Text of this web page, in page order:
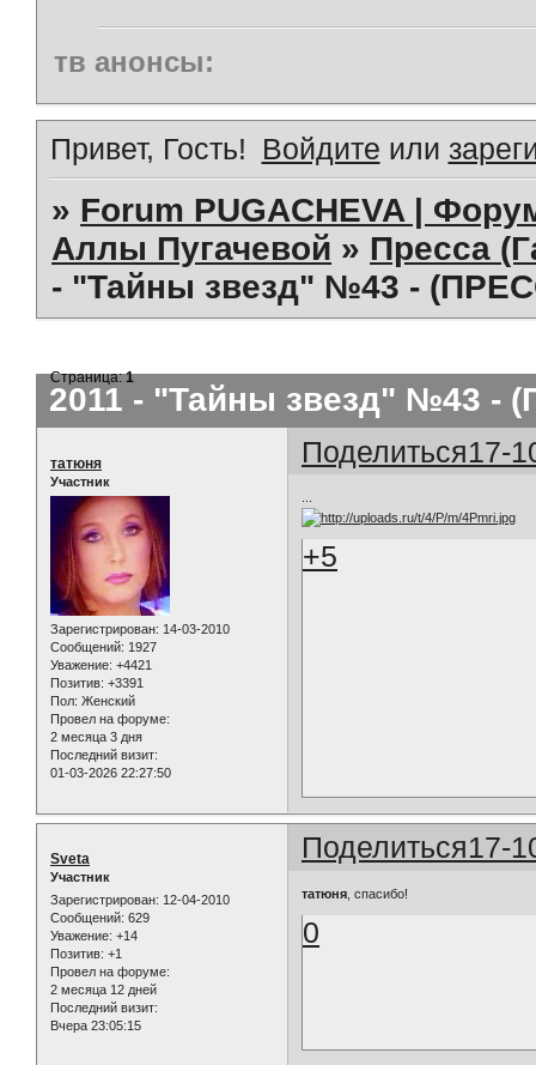
тв анонсы:
Привет, Гость! Войдите или
» Forum PUGACHEVA |
Аллы Пугачевой » Пресса
- "Тайны звезд" №43 -
2011 - "Тайны звезд" №43 -
Страница:1
Поделиться17-
татюня
Участник
Зарегистрирован: 14-03-2010
Сообщений: 1927
Уважение: +4421
Позитив: +3391
Пол: Женский
Провел на форуме:
2 месяца 3 дня
Последний визит:
01-03-2026 22:27:50
+5
Поделиться17-
Sveta
Участник
Зарегистрирован: 12-04-2010
Сообщений: 629
Уважение: +14
Позитив: +1
Провел на форуме:
2 месяца 12 дней
Последний визит:
Вчера 23:05:15
татюня , спасибо!
0